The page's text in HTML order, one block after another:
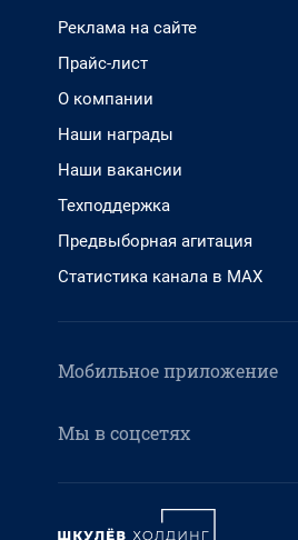
Реклама на сайте
Прайс-лист
О компании
Наши награды
Наши вакансии
Техподдержка
Предвыборная агитация
Статистика канала в MAX
Мобильное приложение
Мы в соцсетях